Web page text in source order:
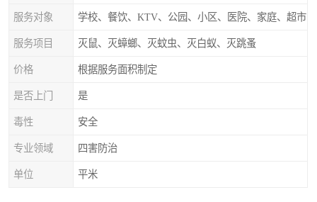
服务对象 学校、餐饮、KTV、公园、小区、医院、家庭、超市
服务项目 灭鼠、灭蟑螂、灭蚊虫、灭白蚁、灭跳蚤
价格 根据服务面积制定
是否上门 是
毒性 安全
专业领域 四害防治
单位 平米